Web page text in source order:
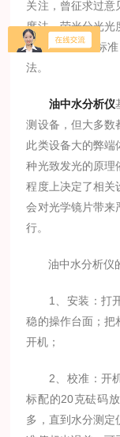
关注，曾征求过意
度法、荧光分光光
项油中水测定标
法。
油中水分析仪
测设备，但大多数
此类设备大的弊端
种光致发光的原理
程度上决定了相关
会对光学镜片带来
行。
油中水分析仪的
1、安装：打开
稳的操作台面；把
开机；
2、校准：开机
标配的20克砝码
多，直到水分测定